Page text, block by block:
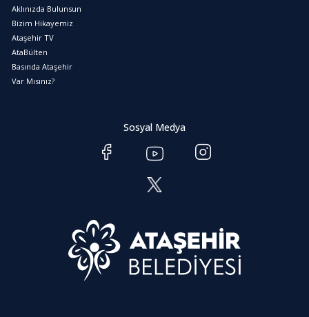
Aklınızda Bulunsun
Bizim Hikayemiz
Ataşehir TV
AtaBülten
Basında Ataşehir
Var Mısınız?
Sosyal Medya